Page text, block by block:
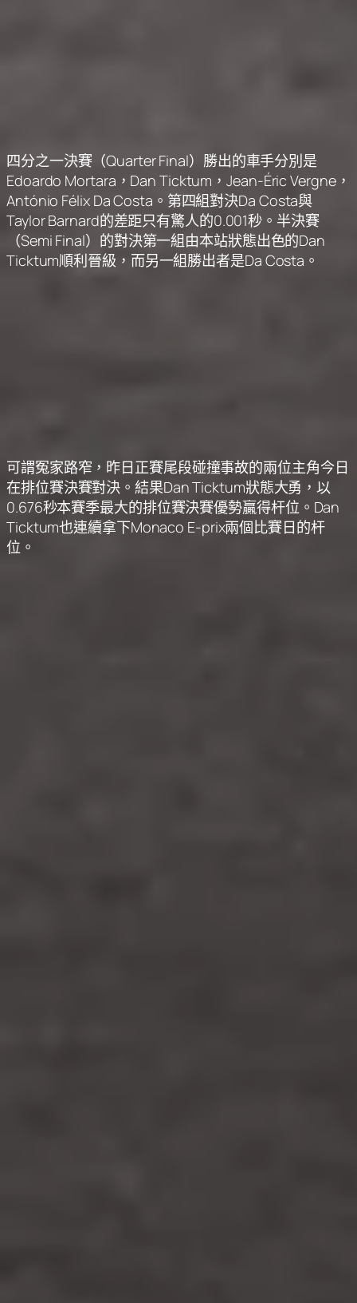
四分之一決賽（Quarter Final）勝出的車手分別是
Edoardo Mortara，Dan Ticktum，Jean-Éric Vergne，
António Félix Da Costa。第四組對決Da Costa與
Taylor Barnard的差距只有驚人的0.001秒。半決賽
（Semi Final）的對決第一組由本站狀態出色的Dan
Ticktum順利晉級，而另一組勝出者是Da Costa。
可謂冤家路窄，昨日正賽尾段碰撞事故的兩位主角今日
在排位賽決賽對決。結果Dan Ticktum狀態大勇，以
0.676秒本賽季最大的排位賽決賽優勢贏得杆位。Dan
Ticktum也連續拿下Monaco E-prix兩個比賽日的杆
位。